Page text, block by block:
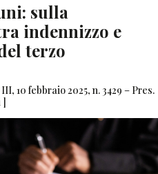
sulla
indennizzo e
terzo
10 febbraio 2025, n. 3429 – Pres.
]